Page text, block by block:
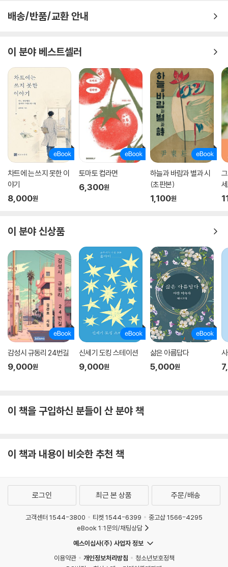
배송/반품/교환 안내
이 분야 베스트셀러
차트에 는 쓰지 못한 이
야기
8,000원
토마토 컵라면
6,300원
하늘과 바람과 별과 시
(초판본)
1,100원
이 분야 신상품
감성시 규동리 24번길
9,000원
신세기 도킹 스테이션
9,000원
삶은 아름답다
5,000원
이 책을 구입하신 분들이 산 분야 책
이 책과 내용이 비슷한 추천 책
로그인 최근 본 상품 주문/배송
고객센터 1544-3800 티켓 1544-6399
중고샵 1566-4295
eBook 1:1문의/채팅상담
예스이십사(주) 사업자 정보
이용약관
개인정보처리방침
청소년보호정책